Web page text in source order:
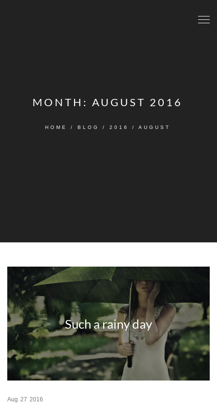
MONTH: AUGUST 2016
HOME / BLOG / 2016 / AUGUST
Such a rainy day
Aug 27 2016